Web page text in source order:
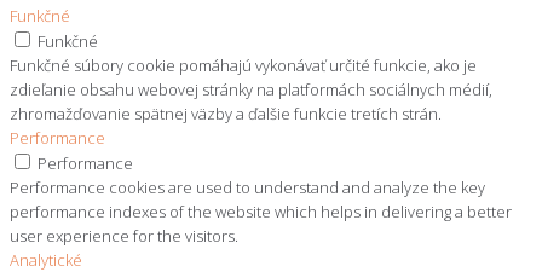
Funkčné
Funkčné
Funkčné súbory cookie pomáhajú vykonávať určité funkcie, ako je
zdieľanie obsahu webovej stránky na platformách sociálnych médií,
zhromažďovanie spätnej väzby a ďalšie funkcie tretích strán.
Performance
Performance
Performance cookies are used to understand and analyze the key
performance indexes of the website which helps in delivering a better
user experience for the visitors.
Analytické